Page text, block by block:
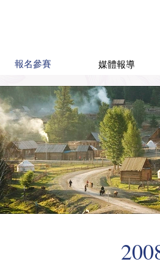
報名參賽 媒體報導